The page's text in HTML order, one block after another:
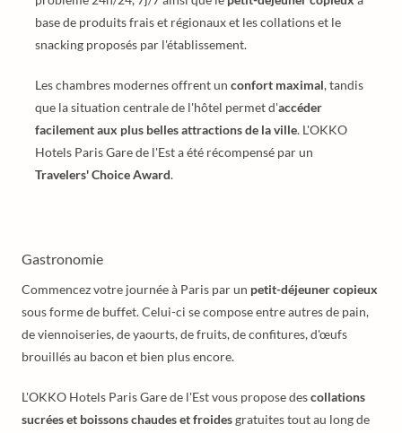
base de produits frais et régionaux et les collations et le
snacking proposés par l'établissement.
Les chambres modernes offrent un confort maximal, tandis
que la situation centrale de l'hôtel permet d'accéder
facilement aux plus belles attractions de la ville. L'OKKO
Hotels Paris Gare de l'Est a été récompensé par un
Travelers' Choice Award.
Gastronomie
Commencez votre journée à Paris par un petit-déjeuner copieux
sous forme de buffet. Celui-ci se compose entre autres de pain,
de viennoiseries, de yaourts, de fruits, de confitures, d'œufs
brouillés au bacon et bien plus encore.
L'OKKO Hotels Paris Gare de l'Est vous propose descollations
sucrées et boissons chaudes et froidesgratuites tout au long de